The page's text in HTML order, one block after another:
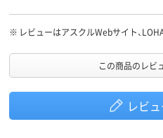
※ レビューはアスクルWebサイト、
この商品のレビ
レビ